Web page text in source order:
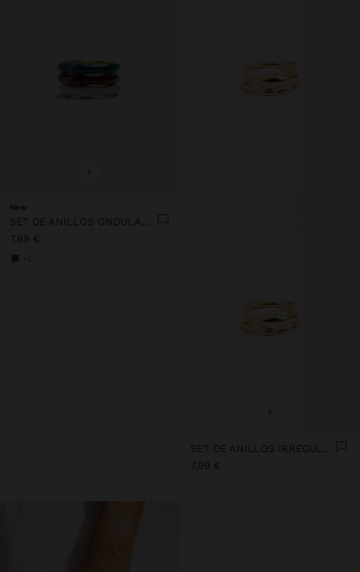
+
New
SET DE ANILLOS ONDULADOS CON ESMALTADO
7,99 €
+
SET DE ANILLOS IRREGULARES
7,99 €